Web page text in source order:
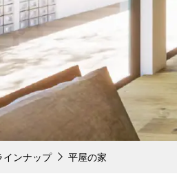
インナップ 平屋の家